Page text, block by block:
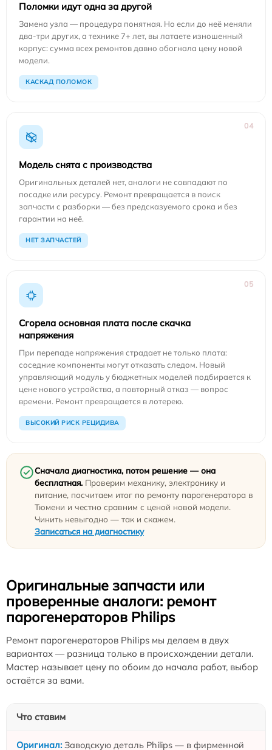
Поломки идут одна за другой
Замена узла — процедура понятная. Но если до неё меняли
два-три других, а технике 7+ лет, вы латаете изношенный
корпус: сумма всех ремонтов давно обогнала цену новой
модели.
КАСКАД ПОЛОМОК
04
Модель снята с производства
Оригинальных деталей нет, аналоги не совпадают по
посадке или ресурсу. Ремонт превращается в поиск
запчасти с разборки — без предсказуемого срока и без
гарантии на неё.
НЕТ ЗАПЧАСТЕЙ
05
Сгорела основная плата после скачка
напряжения
При перепаде напряжения страдает не только плата:
соседние компоненты могут отказать следом. Новый
управляющий модуль у бюджетных моделей подбирается к
цене нового устройства, а повторный отказ — вопрос
времени. Ремонт превращается в лотерею.
ВЫСОКИЙ РИСК РЕЦИДИВА
Сначала диагностика, потом решение — она
бесплатная. Проверим механику, электронику и
питание, посчитаем итог по ремонту парогенератора в
Тюмени и честно сравним с ценой новой модели.
Чинить невыгодно — так и скажем.
Записаться на диагностику
Оригинальные запчасти или
проверенные аналоги: ремонт
парогенераторов Philips
Ремонт парогенераторов Philips мы делаем в двух
вариантах — разница только в происхождении детали.
Мастер называет цену по обоим до начала работ, выбор
остаётся за вами.
Что ставим
Заводскую деталь Philips — в фирменной